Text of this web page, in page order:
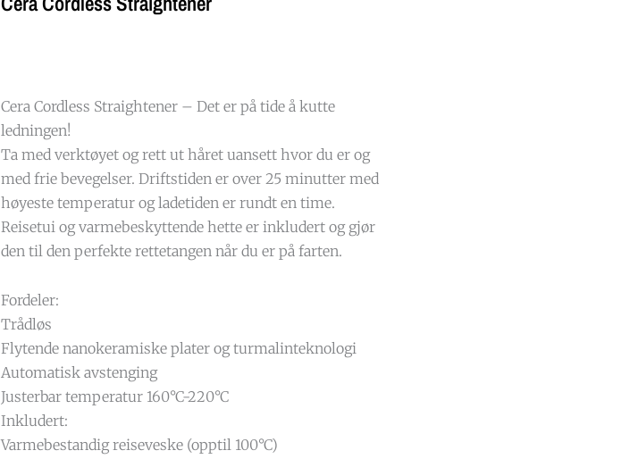
Cera Cordless Straightener – Det er på tide å kutte
ledningen!
Ta med verktøyet og rett ut håret uansett hvor du er og
med frie bevegelser. Driftstiden er over 25 minutter med
høyeste temperatur og ladetiden er rundt en time.
Reisetui og varmebeskyttende hette er inkludert og gjør
den til den perfekte rettetangen når du er på farten.
Fordeler:
Trådløs
Flytende nanokeramiske plater og turmalinteknologi
Automatisk avstenging
Justerbar temperatur 160°C-220°C
Inkludert:
Varmebestandig reiseveske (opptil 100°C)